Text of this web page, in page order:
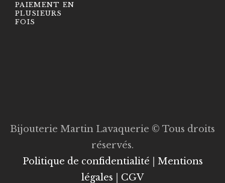
PAIEMENT EN
PLUSIEURS
FOIS
Bijouterie Martin Lavaquerie © Tous droits
réservés.
Politique de confidentialité
Mentions
légales
CGV